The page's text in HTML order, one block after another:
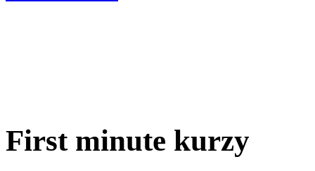
First minute kurzy